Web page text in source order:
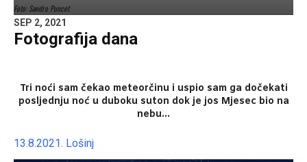
Foto: Sandro Puncet
SEP 2, 2021
Fotografija dana
Tri noći sam čekao meteorčinu i uspio sam ga dočekati
posljednju noć u duboku suton dok je jos Mjesec bio na
nebu…
13.8.2021. Lošinj